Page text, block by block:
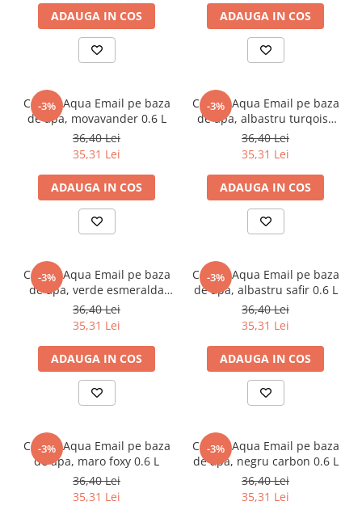
ADAUGA IN COS ADAUGA IN COS
-3%
CORAL Aqua Email pe baza
de apa, movavander 0.6 L
36,40 Lei
35,31 Lei
ADAUGA IN COS
-3%
CORAL Aqua Email pe baza
de apa, albastru turqoise
0.6 L
36,40 Lei
35,31 Lei
ADAUGA IN COS
-3%
CORAL Aqua Email pe baza
de apa, verde esmeralda
0.6 L
36,40 Lei
35,31 Lei
ADAUGA IN COS
-3%
CORAL Aqua Email pe baza
de apa, albastru safir 0.6 L
36,40 Lei
35,31 Lei
ADAUGA IN COS
-3%
CORAL Aqua Email pe baza
de apa, maro foxy 0.6 L
36,40 Lei
35,31 Lei
-3%
CORAL Aqua Email pe baza
de apa, negru carbon 0.6 L
36,40 Lei
35,31 Lei